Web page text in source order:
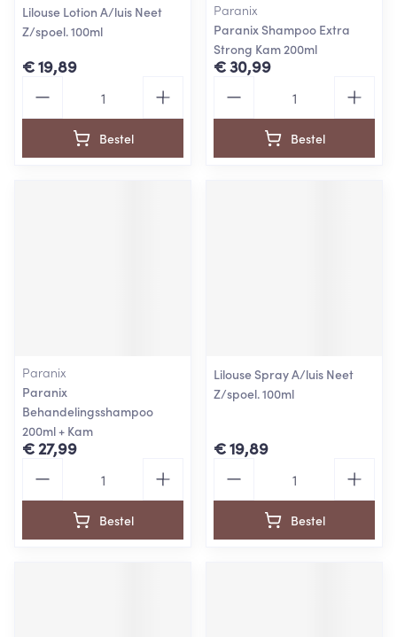
Lilouse Lotion A/luis Neet
Z/spoel. 100ml
€ 19,89
Bestel
Paranix
Paranix Shampoo Extra
Strong Kam 200ml
€ 30,99
Bestel
Paranix
Paranix
Behandelingsshampoo
200ml + Kam
€ 27,99
Bestel
Lilouse Spray A/luis Neet
Z/spoel. 100ml
€ 19,89
Bestel